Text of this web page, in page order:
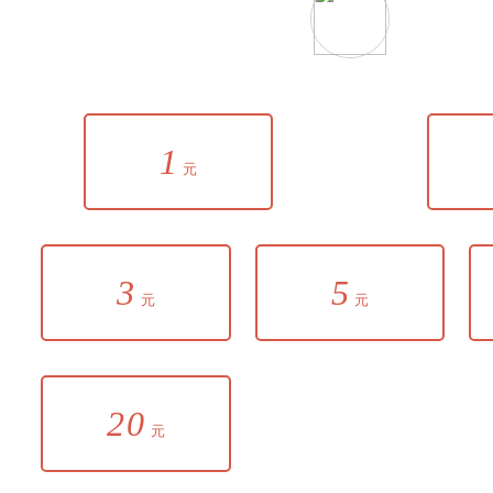
1 元
3 元 5 元
20 元